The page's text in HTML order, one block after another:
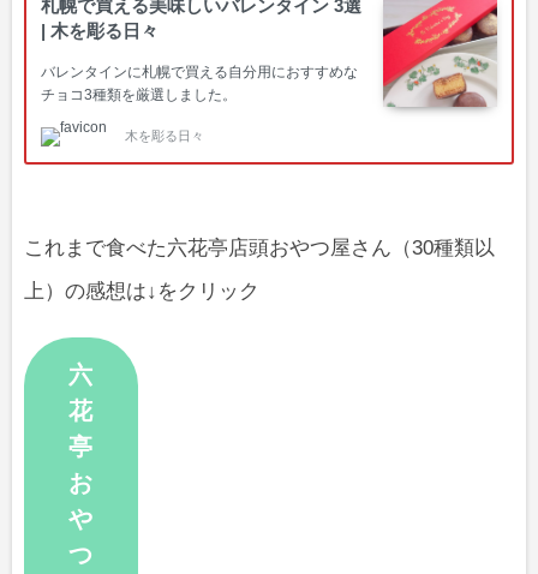
札幌で買える美味しいバレンタイン 3選
| 木を彫る日々
バレンタインに札幌で買える自分用におすすめな
チョコ3種類を厳選しました。
木を彫る日々
これまで食べた六花亭店頭おやつ屋さん（30種類以
上）の感想は↓をクリック
六
花
亭
お
や
つ